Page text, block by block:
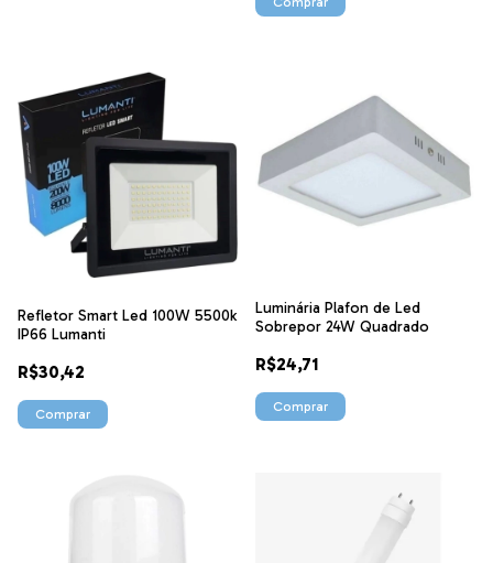
Refletor Smart Led 100W 5500k
IP66 Lumanti
R$30,42
Luminária Plafon de Led
Sobrepor 24W Quadrado
R$24,71
Comprar